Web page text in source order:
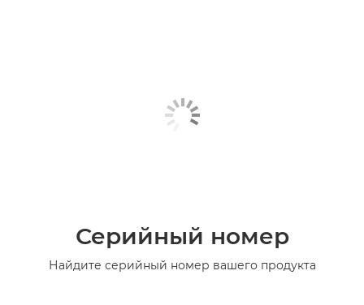
Серийный номер
Найдите серийный номер вашего продукта